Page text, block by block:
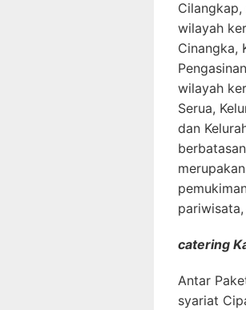
Cilangkap,
wilayah
Cinangka,
wilayah
Serua,
dan
catering
Antar
syariat